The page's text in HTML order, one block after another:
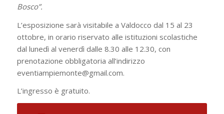
Bosco”.
L’esposizione sarà visitabile a Valdocco dal 15 al 23
ottobre, in orario riservato alle istituzioni scolastiche
dal lunedì al venerdì dalle 8.30 alle 12.30, con
prenotazione obbligatoria all’indirizzo
eventiampiemonte@gmail.com.
L’ingresso è gratuito.